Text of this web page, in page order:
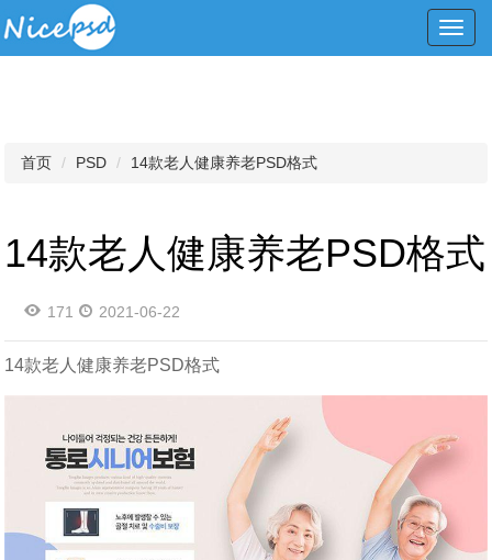
首页 PSD 14款老人健康养老PSD格式
14款老人健康养老PSD格式
171 2021-06-22
14款老人健康养老PSD格式